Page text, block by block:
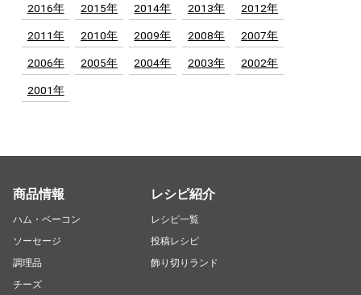
2016年 2015年 2014年 2013年 2012年
2011年 2010年 2009年 2008年 2007年
2006年 2005年 2004年 2003年 2002年
2001年
商品情報
ハム・ベーコン
ソーセージ
調理品
チーズ
レシピ紹介
レシピ一覧
投稿レシピ
飾り切りランド